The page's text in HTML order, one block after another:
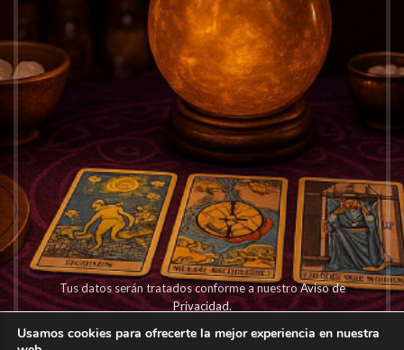
Tus datos serán tratados conforme a nuestroAviso de
Privacidad.
Usamos cookies para ofrecerte la mejor experiencia en nuestra